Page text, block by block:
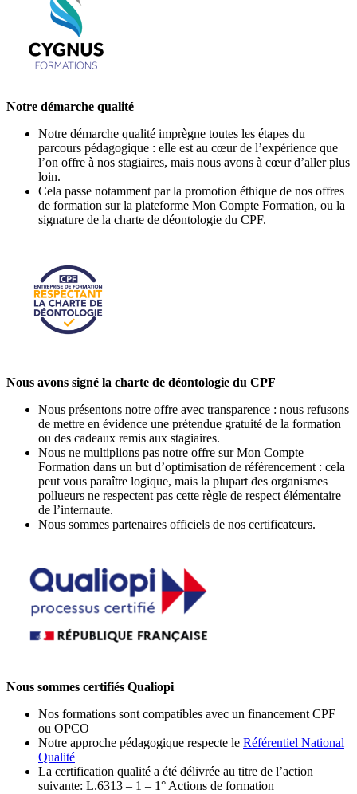
Notre démarche qualité
Notre démarche qualité imprègne toutes les étapes du
parcours pédagogique : elle est au cœur de l’expérience que
l’on offre à nos stagiaires, mais nous avons à cœur d’aller plus
loin.
Cela passe notamment par la promotion éthique de nos offres
de formation sur la plateforme Mon Compte Formation, ou la
signature de la charte de déontologie du CPF.
Nous avons signé la charte de déontologie du CPF
Nous présentons notre offre avec transparence : nous refusons
de mettre en évidence une prétendue gratuité de la formation
ou des cadeaux remis aux stagiaires.
Nous ne multiplions pas notre offre sur Mon Compte
Formation dans un but d’optimisation de référencement : cela
peut vous paraître logique, mais la plupart des organismes
pollueurs ne respectent pas cette règle de respect élémentaire
de l’internaute.
Nous sommes partenaires officiels de nos certificateurs.
Nous sommes certifiés Qualiopi
Nos formations sont compatibles avec un financement CPF
ou OPCO
Notre approche pédagogique respecte le Référentiel National
Qualité
La certification qualité a été délivrée au titre de l’action
suivante: L.6313 – 1 – 1° Actions de formation